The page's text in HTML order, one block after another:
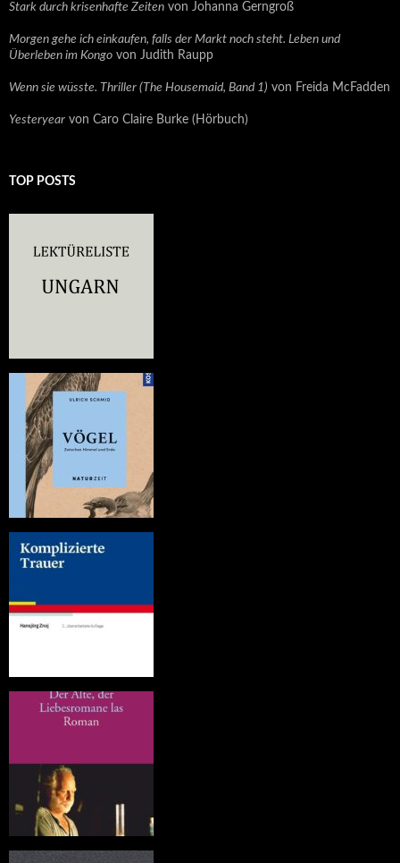
Stark durch krisenhafte Zeiten von Johanna Gerngroß
Morgen gehe ich einkaufen, falls der Markt noch steht. Leben und
Überleben im Kongo von Judith Raupp
Wenn sie wüsste. Thriller (The Housemaid, Band 1) von Freida McFadden
Yesteryear von Caro Claire Burke (Hörbuch)
TOP POSTS